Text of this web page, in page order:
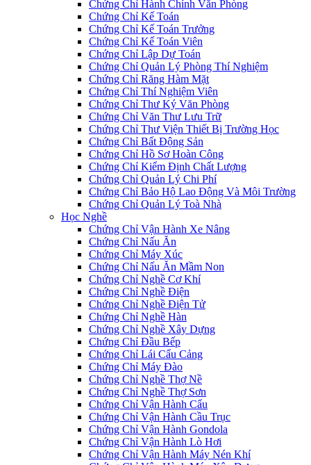
Chứng Chỉ Hành Chính Văn Phòng
Chứng Chỉ Kế Toán
Chứng Chỉ Kế Toán Trưởng
Chứng Chỉ Kế Toán Viên
Chứng Chỉ Lập Dự Toán
Chứng Chỉ Quản Lý Phòng Thí Nghiệm
Chứng Chỉ Răng Hàm Mặt
Chứng Chỉ Thí Nghiệm Viên
Chứng Chỉ Thư Ký Văn Phòng
Chứng Chỉ Văn Thư Lưu Trữ
Chứng Chỉ Thư Viện Thiết Bị Trường Học
Chứng Chỉ Bất Động Sản
Chứng Chỉ Hồ Sơ Hoàn Công
Chứng Chỉ Kiểm Định Chất Lượng
Chứng Chỉ Quản Lý Chi Phí
Chứng Chỉ Bảo Hộ Lao Động Và Môi Trường
Chứng Chỉ Quản Lý Toà Nhà
Học Nghề
Chứng Chỉ Vận Hành Xe Nâng
Chứng Chỉ Nấu Ăn
Chứng Chỉ Máy Xúc
Chứng Chỉ Nấu Ăn Mầm Non
Chứng Chỉ Nghề Cơ Khí
Chứng Chỉ Nghề Điện
Chứng Chỉ Nghề Điện Tử
Chứng Chỉ Nghề Hàn
Chứng Chỉ Nghề Xây Dựng
Chứng Chỉ Đầu Bếp
Chứng Chỉ Lái Cẩu Cảng
Chứng Chỉ Máy Đào
Chứng Chỉ Nghề Thợ Nề
Chứng Chỉ Nghề Thợ Sơn
Chứng Chỉ Vận Hành Cẩu
Chứng Chỉ Vận Hành Cầu Trục
Chứng Chỉ Vận Hành Gondola
Chứng Chỉ Vận Hành Lò Hơi
Chứng Chỉ Vận Hành Máy Nén Khí